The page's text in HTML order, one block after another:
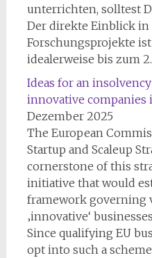
unterrichten, solltest
Der direkte Einblick
Forschungsprojekte
idealerweise bis zum
Ideas for an
innovative companies
Dezember 2025
The European
Startup and Scaleup
cornerstone of this
initiative that would
framework governing
‚innovative‘
Since qualifying EU
opt into such a